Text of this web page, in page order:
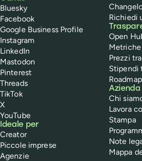
Bluesky
Facebook
Google Business Profile
Instagram
LinkedIn
Mastodon
Pinterest
Threads
TikTok
X
YouTube
Ideale per
Creator
Piccole imprese
Agenzie
Richiedi
Open
Prezzi
Stipendi
Azienda
Chi
Lavora
Stampa
Note
Mappa